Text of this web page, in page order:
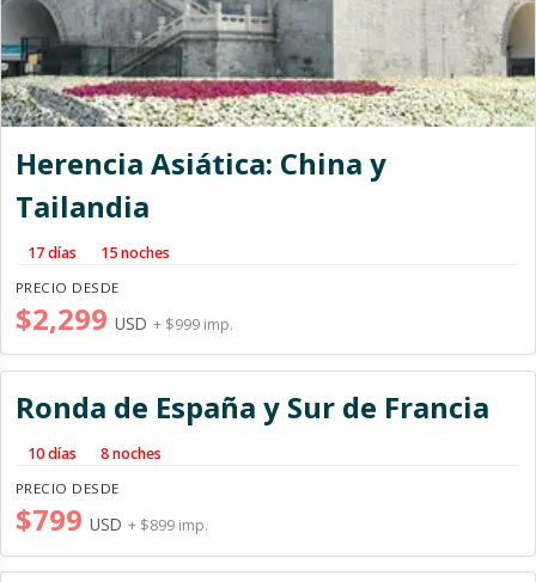
Herencia Asiática: China y
Tailandia
17 días 15 noches
PRECIO DESDE
$2,299 USD + $999 imp.
Ronda de España y Sur de Francia
10 días 8 noches
PRECIO DESDE
$799 USD + $899 imp.